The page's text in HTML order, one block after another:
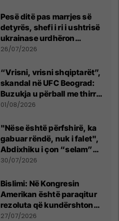
Pesë ditë pas marrjes së
detyrës, shefi i ri i ushtrisë
ukrainase urdhëron
kontroll të madh
26/07/2026
“Vrisni, vrisni shqiptarët”,
skandal në UFC Beograd:
Buzukja u përball me thirrje
anti-shqiptare nga
01/08/2026
"Nëse është përfshirë, ka
gabuar rëndë, nuk i falet",
Abdixhiku i çon “selam”
Përparim Ramës
30/07/2026
Bislimi: Në Kongresin
Amerikan është paraqitur
rezoluta që kundërshton
mbajtjen e Asamblesë
27/07/2026